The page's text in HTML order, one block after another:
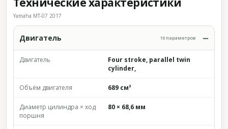
Yamaha MT-07 2017
Двигатель 10 параметров
Двигатель
Four stroke, parallel twin
cylinder,
Объём двигателя 689 см³
Диаметр цилиндра × ход
поршня
80 × 68,6 мм